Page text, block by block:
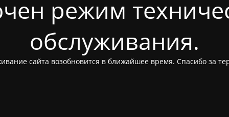
режим
обслуживания.
сайта возобновится в ближайшее время. Спасибо за